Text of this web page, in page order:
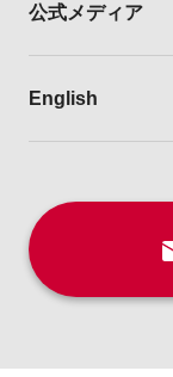
公式メディア
English